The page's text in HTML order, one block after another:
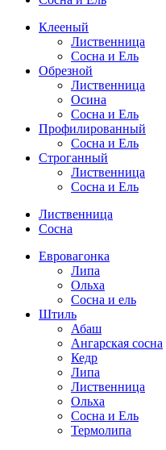
Клееный
Лиственница
Сосна и Ель
Обрезной
Лиственница
Осина
Сосна и Ель
Профилированный
Сосна и Ель
Строганный
Лиственница
Сосна и Ель
Лиственница
Сосна
Евровагонка
Липа
Ольха
Сосна и ель
Штиль
Абаш
Ангарская сосна
Кедр
Липа
Лиственница
Ольха
Сосна и Ель
Термолипа